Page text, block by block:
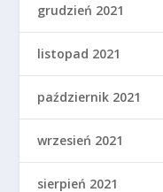
grudzień 2021
listopad 2021
październik 2021
wrzesień 2021
sierpień 2021